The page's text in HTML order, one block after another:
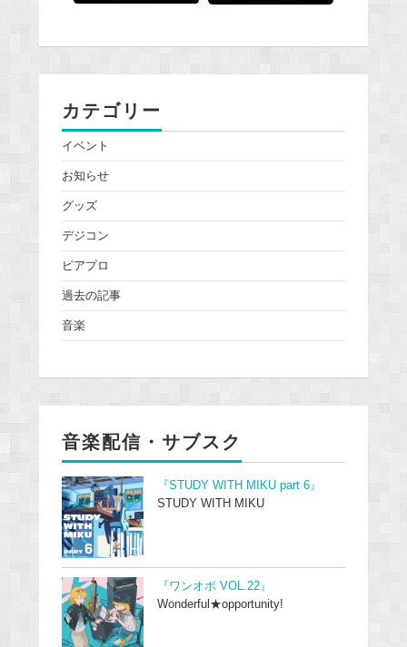
カテゴリー
イベント
お知らせ
グッズ
デジコン
ピアプロ
過去の記事
音楽
音楽配信・サブスク
『STUDY WITH MIKU part 6』
STUDY WITH MIKU
『ワンオポ VOL.22』
Wonderful★opportunity!